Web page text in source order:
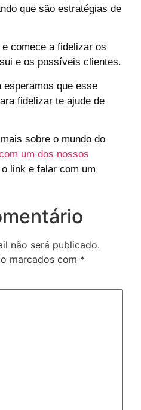
que são estratégias de
comece a fidelizar os
e os possíveis clientes.
esperamos que esse
fidelizar te ajude de
sobre o mundo do
um dos nossos
link e falar com um
não será publicado.
marcados com *